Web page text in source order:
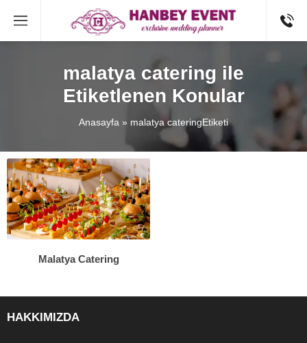
malatya catering ile
Etiketlenen Konular
Anasayfa » malatya cateringEtiketi
Malatya Catering
HAKKIMIZDA